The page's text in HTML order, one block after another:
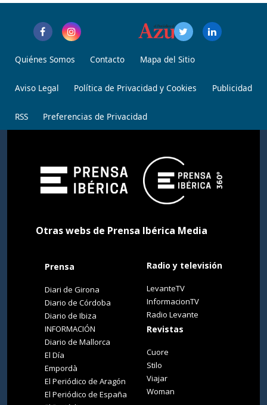
Quiénes Somos Contacto Mapa del Sitio
Aviso Legal Política de Privacidad y Cookies Publicidad
RSS Preferencias de Privacidad
Otras webs de Prensa Ibérica Media
Prensa
Diari de Girona
Diario de Córdoba
Diario de Ibiza
INFORMACIÓN
Diario de Mallorca
El Día
Empordà
El Periódico de Aragón
El Periódico de España
Radio y televisión
LevanteTV
InformacionTV
Radio Levante
Revistas
Cuore
Stilo
Viajar
Woman